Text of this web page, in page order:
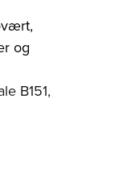
og
B151,